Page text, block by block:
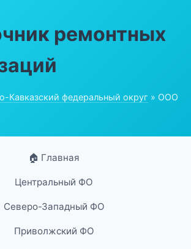
ремонтных
Кавказский федеральный округ » ООО
🏠 Главная
Центральный ФО
Северо-Западный ФО
Приволжский ФО